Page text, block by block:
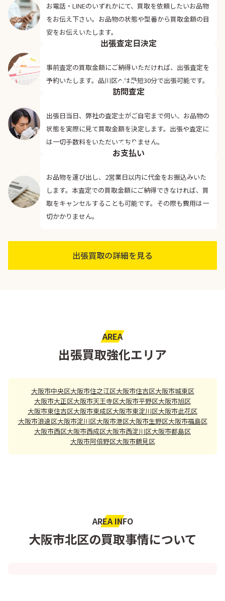
お電話・LINEのいずれかにて、買取を依頼したいお品物
をお伝え下さい。お品物の状態や型番から買取金額の目
安をお伝えいたします。
02
出張査定日決定
事前査定の買取金額にご納得いただければ、出張査定を
予約いたします。品川区へは最短30分で出張可能です。
03
訪問査定
出張日当日、弊社の査定士がご自宅まで伺い、お品物の
状態を実際に見て買取金額を決定します。出張や査定に
は一切手数料をいただいておりません。
04
お支払い
お品物を運び出し、2営業日以内に代金をお振込みいた
します。本査定での買取金額にご納得できなければ、買
取をキャンセルすることも可能です。その際も費用は一
切かかりません。
出張買取の詳細を見る
AREA
出張買取強化エリア
大阪市中央区大阪市住之江区大阪市住吉区大阪市城東区
大阪市大正区大阪市天王寺区大阪市平野区大阪市旭区
大阪市東住吉区大阪市東成区大阪市東淀川区大阪市此花区
大阪市浪速区大阪市淀川区大阪市港区大阪市生野区大阪市福島区
大阪市西区大阪市西成区大阪市西淀川区大阪市都島区
大阪市阿倍野区大阪市鶴見区
AREA INFO
大阪市北区の買取事情について